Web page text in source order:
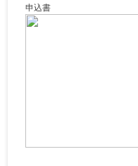
申込書